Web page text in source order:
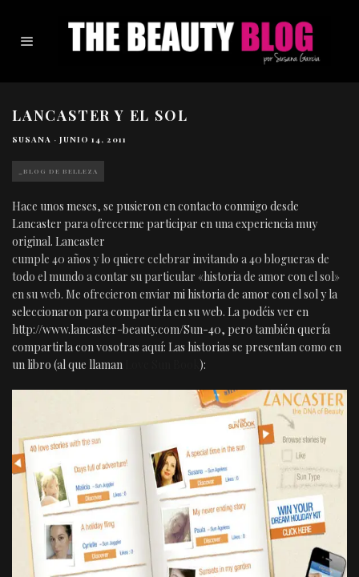
LANCASTER Y EL SOL
SUSANA · JUNIO 14, 2011
_BLOG DE BELLEZA
Hace unos meses, se pusieron en contacto conmigo desde
Lancaster para ofrecerme participar en una experiencia muy
original. Lancaster
cumple 40 años y lo quiere celebrar invitando a 40 blogueras de
todo el mundo a contar su particular «historia de amor con el sol»
en su web. Me ofrecieron enviar mi historia de amor con el soly la
seleccionaron para compartirla en su web. La podéis ver en
http://www.lancaster-beauty.com/Sun-40, pero también quería
compartirla con vosotras aquí: Las historias se presentan como en
un libro (al que llaman
):